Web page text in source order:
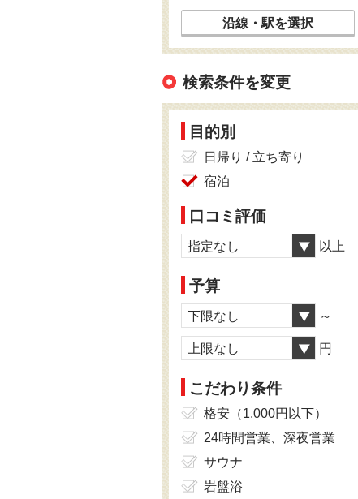
沿線・駅を選択
検索条件を変更
目的別
日帰り / 立ち寄り
宿泊
口コミ評価
指定なし 以上
予算
下限なし ～
上限なし 円
こだわり条件
格安（1,000円以下）
24時間営業、深夜営業
サウナ
岩盤浴